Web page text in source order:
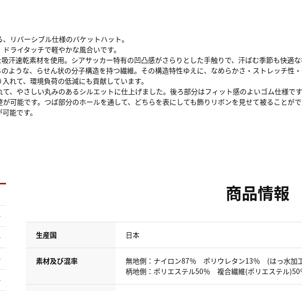
リバーシブル仕様のバケットハット。
ライタッチで軽やかな風合いです。
汗速乾素材を使用。シアサッカー特有の凹凸感がさらりとした手触りで、汗ばむ季節も快適
ような、らせん状の分子構造を持つ繊維。その構造特性ゆえに、なめらかさ・ストレッチ性
れて、環境負荷の低減にも貢献しています。
、やさしい丸みのあるシルエットに仕上げました。後ろ部分はフィット感のよいゴム仕様で
可能です。つば部分のホールを通して、どちらを表にしても飾りリボンを見せて被ることが
能です。
商品情報
生産国 日本
素材及び混率
無地側：ナイロン87％ ポリウレタン13％ (はっ水加
柄地側：ポリエステル50％ 複合繊維(ポリエステル)50